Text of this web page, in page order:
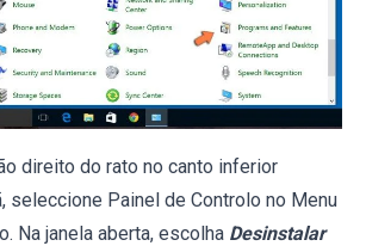
direito do rato no canto inferior
seleccione Painel de Controlo no Menu
Na janela aberta, escolha Desinstalar